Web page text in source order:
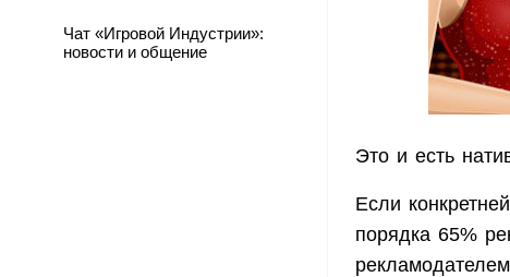
Чат «Игровой Индустрии»:
новости и общение
Это и есть
Если
порядка 65%